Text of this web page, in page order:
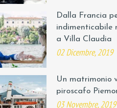
Dalla Francia
indimenticabile
a Villa Claudia
02 Dicembre, 2019
Un matrimonio
piroscafo
03 Novembre, 2019